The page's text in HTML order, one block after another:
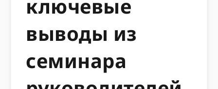
ключевые
выводы из
семинара